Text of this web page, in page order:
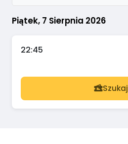
Piątek, 7 Sierpnia 2026
22:45
Szukaj